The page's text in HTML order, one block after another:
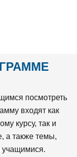
посмотреть
входят как
курсу, так и
а также темы,
учащимися.